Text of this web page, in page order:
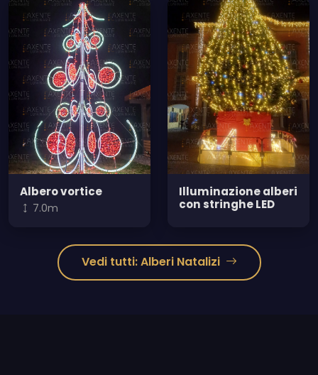
Albero vortice
7.0m
Illuminazione alberi
con stringhe LED
Vedi tutti: Alberi Natalizi